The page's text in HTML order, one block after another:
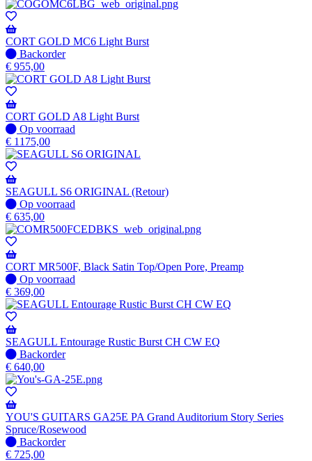
CORT GOLD MC6 Light Burst
Niet
op
voorraad
-
Wordt
verzonden
wanneer
beschikbaar
Backorder
€ 955,00
CORT GOLD A8 Light Burst
Op
voorraad
Op voorraad
€ 1175,00
SEAGULL S6 ORIGINAL (Retour)
Op
voorraad
Op voorraad
€ 635,00
CORT MR500F, Black Satin Top/Open Pore, Preamp
Op
voorraad
Op voorraad
€ 369,00
SEAGULL Entourage Rustic Burst CH CW EQ
Niet
op
voorraad
-
Wordt
verzonden
wanneer
beschikbaar
Backorder
€ 640,00
YOU'S GUITARS GA25E PA Grand Auditorium Story Series
Spruce/Rosewood
Niet
op
Backorder
€ 725,00